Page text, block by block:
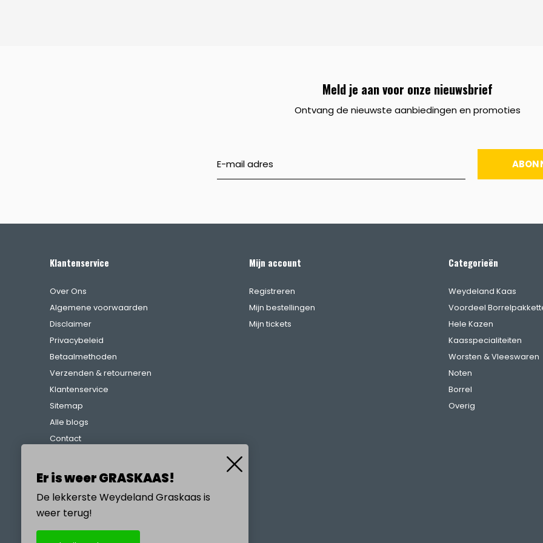
Meld je aan voor onze nieuwsbrief
Ontvang de nieuwste aanbiedingen en promoties
Klantenservice
Over Ons
Algemene voorwaarden
Disclaimer
Privacybeleid
Betaalmethoden
Verzenden & retourneren
Klantenservice
Sitemap
Alle blogs
Contact
Referenties
Mijn account
Registreren
Mijn bestellingen
Mijn tickets
Categorieën
Weydeland Kaas
Voordeel
Hele Kazen
Kaasspecialiteiten
Worsten & Vleeswaren
Noten
Borrel
Overig
Er is weer GRASKAAS!
De lekkerste Weydeland Graskaas is
weer terug!